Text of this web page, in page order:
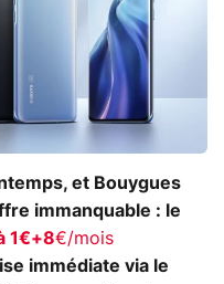
et Bouygues
immanquable : le
1€+8€/mois
immédiate via le